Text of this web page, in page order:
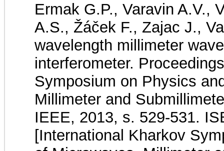
Ermak G.P., Varavin A.V.,
A.S., Žáček F., Zajac J.,
wavelength millimeter
interferometer.
Symposium on Physics
Millimeter and
IEEE, 2013, s. 529-531.
[International Kharkov